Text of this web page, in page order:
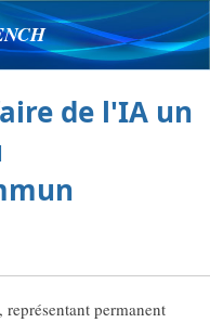
de l'IA un
permanent